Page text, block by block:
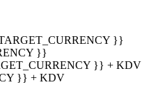
}}
}}
}} + KDV
}} + KDV